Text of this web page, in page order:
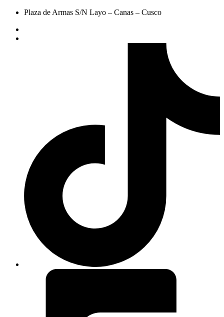
Plaza de Armas S/N Layo – Canas – Cusco